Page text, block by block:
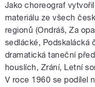
Jako choreograf
materiálu ze všech
regionů (Ondráš, Za
sedlácké, Podskalácká
dramatická taneční
houslích, Zrání, Letní
V roce 1960 se podílel